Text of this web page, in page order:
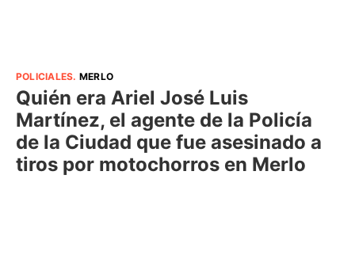
POLICIALES. MERLO
Quién era Ariel José Luis
Martínez, el agente de la Policía
de la Ciudad que fue asesinado a
tiros por motochorros en Merlo